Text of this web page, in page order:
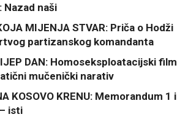
Nazad naši
MIJENJA STVAR: Priča o Hodži
partizanskog komandanta
DAN: Homoseksploatacijski film
mučenički narativ
KOSOVO KRENU: Memorandum 1 i
isti